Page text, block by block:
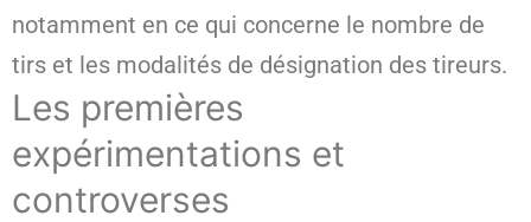
notamment en ce qui concerne le nombre de
tirs et les modalités de désignation des tireurs.
Les premières
expérimentations et
controverses